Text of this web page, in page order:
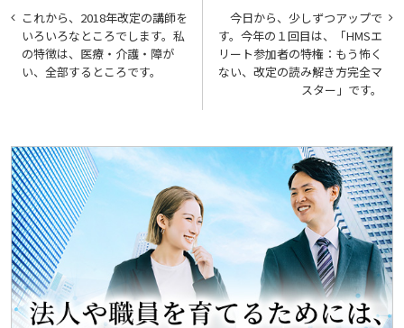
投
稿
ナ
ー
シ
ョ
ン
今日から、少しずつアップで
す。今年の１回目は、「HMSエ
リート参加者の特権：もう怖く
ない、改定の読み解き方完全マ
スター」です。
これから、2018年改定の講師を
いろいろなところでします。私
の特徴は、医療・介護・障が
い、全部するところです。